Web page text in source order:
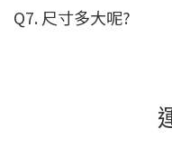
Q7. 尺寸多大呢?